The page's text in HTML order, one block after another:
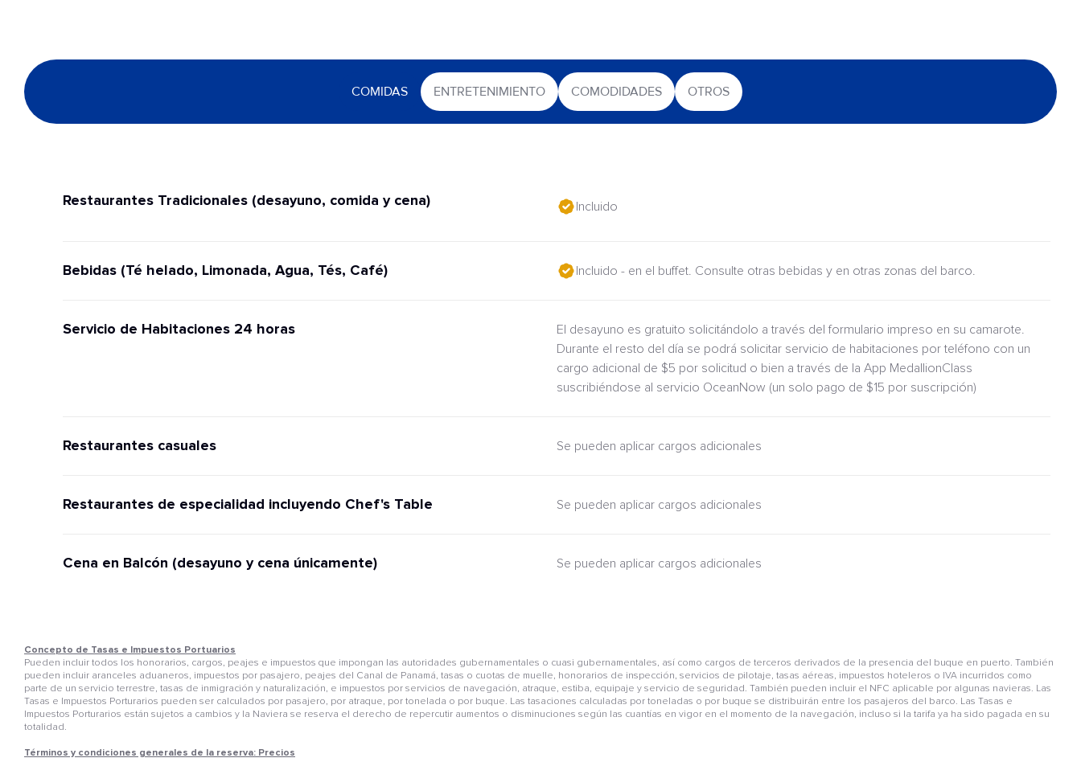
COMIDAS ENTRETENIMIENTO COMODIDADES OTROS
Restaurantes Tradicionales (desayuno, comida y cena) Incluido
Bebidas (Té helado, Limonada, Agua, Tés, Café) Incluido - en el buffet. Consulte otras bebidas y en otras zonas del barco.
Servicio de Habitaciones 24 horas
El desayuno es gratuito solicitándolo a través del formulario impreso en su camarote.
Durante el resto del día se podrá solicitar servicio de habitaciones por teléfono con un
cargo adicional de $5 por solicitud o bien a través de la App MedallionClass
suscribiéndose al servicio OceanNow (un solo pago de $15 por suscripción)
Restaurantes casuales Se pueden aplicar cargos adicionales
Restaurantes de especialidad incluyendo Chef's Table Se pueden aplicar cargos adicionales
Cena en Balcón (desayuno y cena únicamente) Se pueden aplicar cargos adicionales
Concepto de Tasas e Impuestos Portuarios
Pueden incluir todos los honorarios, cargos, peajes e impuestos que impongan las autoridades gubernamentales o cuasi gubernamentales, así como cargos de terceros derivados de la presencia del buque en puerto. También
pueden incluir aranceles aduaneros, impuestos por pasajero, peajes del Canal de Panamá, tasas o cuotas de muelle, honorarios de inspección, servicios de pilotaje, tasas aéreas, impuestos hoteleros o IVA incurridos como
parte de un servicio terrestre, tasas de inmigración y naturalización, e impuestos por servicios de navegación, atraque, estiba, equipaje y servicio de seguridad. También pueden incluir el NFC aplicable por algunas navieras. Las
Tasas e Impuestos Porturarios pueden ser calculados por pasajero, por atraque, por tonelada o por buque. Las tasaciones calculadas por toneladas o por buque se distribuirán entre los pasajeros del barco. Las Tasas e
Impuestos Porturarios están sujetos a cambios y la Naviera se reserva el derecho de repercutir aumentos o disminuciones según las cuantías en vigor en el momento de la navegación, incluso si la tarifa ya ha sido pagada en su
totalidad.
Términos y condiciones generales de la reserva: Precios